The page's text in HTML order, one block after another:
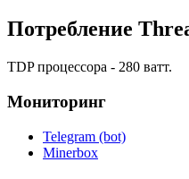
Потребление
TDP процессора - 280 ватт.
Мониторинг
Telegram (bot)
Minerbox